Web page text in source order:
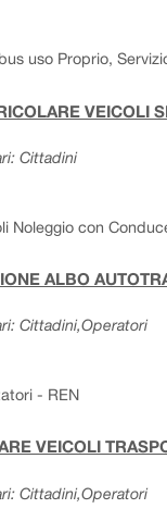
uso Proprio,
VEICOLI
Cittadini
Noleggio con
ALBO
Cittadini,Operatori
- REN
VEICOLI
Cittadini,Operatori